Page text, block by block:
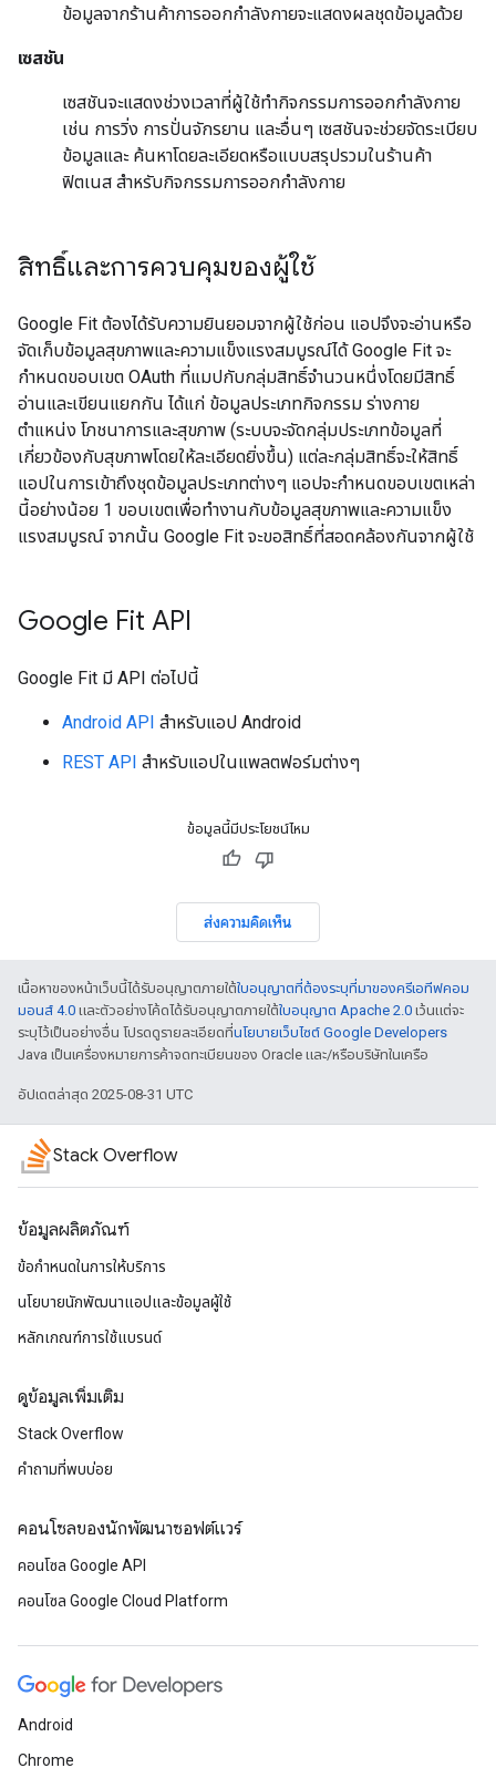
ข้อมูลจากร้านค้าการออกกำลังกายจะแสดงผลชุดข้อมูลด้วย
เซสชัน
เซสชันจะแสดงช่วงเวลาที่ผู้ใช้ทำกิจกรรมการออกกำลังกาย
เช่น การวิ่ง การปั่นจักรยาน และอื่นๆ เซสชันจะช่วยจัดระเบียบ
ข้อมูลและ ค้นหาโดยละเอียดหรือแบบสรุปรวมในร้านค้า
ฟิตเนส สำหรับกิจกรรมการออกกำลังกาย
สิทธิ์และการควบคุมของผู้ใช้
Google Fit ต้องได้รับความยินยอมจากผู้ใช้ก่อน แอปจึงจะอ่านหรือ
จัดเก็บข้อมูลสุขภาพและความแข็งแรงสมบูรณ์ได้ Google Fit จะ
กำหนดขอบเขต OAuth ที่แมปกับกลุ่มสิทธิ์จำนวนหนึ่งโดยมีสิทธิ์
อ่านและเขียนแยกกัน ได้แก่ ข้อมูลประเภทกิจกรรม ร่างกาย
ตำแหน่ง โภชนาการและสุขภาพ (ระบบจะจัดกลุ่มประเภทข้อมูลที่
เกี่ยวข้องกับสุขภาพโดยให้ละเอียดยิ่งขึ้น) แต่ละกลุ่มสิทธิ์จะให้สิทธิ์
แอปในการเข้าถึงชุดข้อมูลประเภทต่างๆ แอปจะกำหนดขอบเขตเหล่า
นี้อย่างน้อย 1 ขอบเขตเพื่อทำงานกับข้อมูลสุขภาพและความแข็ง
แรงสมบูรณ์ จากนั้น Google Fit จะขอสิทธิ์ที่สอดคล้องกันจากผู้ใช้
Google Fit API
Google Fit มี API ต่อไปนี้
Android API สำหรับแอป Android
REST API สำหรับแอปในแพลตฟอร์มต่างๆ
ข้อมูลนี้มีประโยชน์ไหม
ส่งความคิดเห็น
เนื้อหาของหน้าเว็บนี้ได้รับอนุญาตภายใต้ใบอนุญาตที่ต้องระบุที่มาของครีเอทีฟคอม
มอนส์ 4.0 และตัวอย่างโค้ดได้รับอนุญาตภายใต้ใบอนุญาต Apache 2.0 เว้นแต่จะ
ระบุไว้เป็นอย่างอื่น โปรดดูรายละเอียดที่นโยบายเว็บไซต์ Google Developers
Java เป็นเครื่องหมายการค้าจดทะเบียนของ Oracle และ/หรือบริษัทในเครือ
อัปเดตล่าสุด 2025-08-31 UTC
Stack Overflow
ข้อมูลผลิตภัณฑ์
ข้อกำหนดในการให้บริการ
นโยบายนักพัฒนาแอปและข้อมูลผู้ใช้
หลักเกณฑ์การใช้แบรนด์
ดูข้อมูลเพิ่มเติม
Stack Overflow
คำถามที่พบบ่อย
คอนโซลของนักพัฒนาซอฟต์แวร์
คอนโซล Google API
คอนโซล Google Cloud Platform
Android
Chrome